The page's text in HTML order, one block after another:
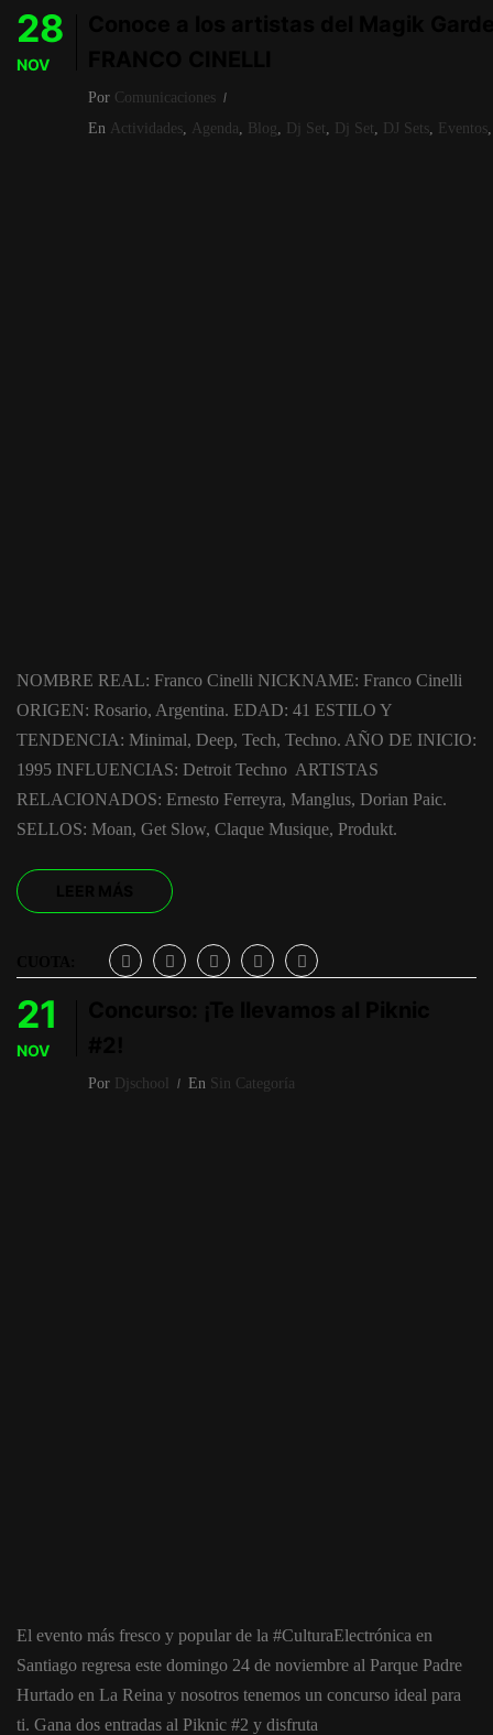
28
NOV
Por Comunicaciones
En Actividades, Agenda, Blog, Dj Set, Dj Set, DJ Sets, Eventos,
NOMBRE REAL: Franco Cinelli NICKNAME: Franco Cinelli
ORIGEN: Rosario, Argentina. EDAD: 41 ESTILO Y
TENDENCIA: Minimal, Deep, Tech, Techno. AÑO DE INICIO:
1995 INFLUENCIAS: Detroit Techno ARTISTAS
RELACIONADOS: Ernesto Ferreyra, Manglus, Dorian Paic.
SELLOS: Moan, Get Slow, Claque Musique, Produkt.
21
NOV
Por Djschool En Sin Categoría
El evento más fresco y popular de la #CulturaElectrónica en
Santiago regresa este domingo 24 de noviembre al Parque Padre
Hurtado en La Reina y nosotros tenemos un concurso ideal para
ti. Gana dos entradas al Piknic #2 y disfruta